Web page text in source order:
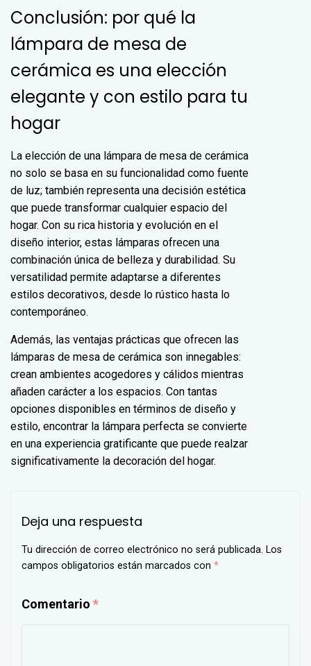
Conclusión: por qué la
lámpara de mesa de
cerámica es una elección
elegante y con estilo para tu
hogar
La elección de una lámpara de mesa de cerámica
no solo se basa en su funcionalidad como fuente
de luz; también representa una decisión estética
que puede transformar cualquier espacio del
hogar. Con su rica historia y evolución en el
diseño interior, estas lámparas ofrecen una
combinación única de belleza y durabilidad. Su
versatilidad permite adaptarse a diferentes
estilos decorativos, desde lo rústico hasta lo
contemporáneo.
Además, las ventajas prácticas que ofrecen las
lámparas de mesa de cerámica son innegables:
crean ambientes acogedores y cálidos mientras
añaden carácter a los espacios. Con tantas
opciones disponibles en términos de diseño y
estilo, encontrar la lámpara perfecta se convierte
en una experiencia gratificante que puede realzar
significativamente la decoración del hogar.
Deja una respuesta
Tu dirección de correo electrónico no será publicada. Los
campos obligatorios están marcados con *
Comentario *